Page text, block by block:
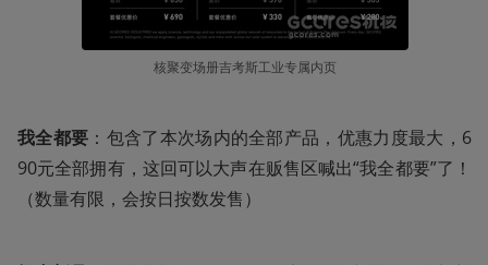
核聚变场册吉考斯工业专属内页
我全都要 ：包含了本次场内的全部产品，优惠力度最大，6
90元全部拥有，这回可以大声在贩售区喊出“我全都要”了！
（数量有限，会按日按数发售）